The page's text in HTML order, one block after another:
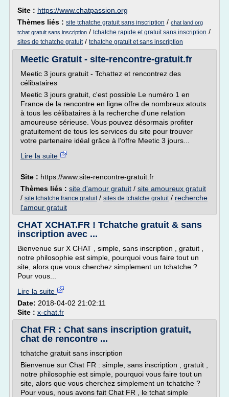
Site : https://www.chatpassion.org
Thèmes liés : site tchatche gratuit sans inscription / chat land org
tchat gratuit sans inscription / tchatche rapide et gratuit sans inscription /
sites de tchatche gratuit/ tchatche gratuit et sans inscription
Meetic Gratuit - site-rencontre-gratuit.fr
Meetic 3 jours gratuit - Tchattez et rencontrez des
célibataires
Meetic 3 jours gratuit, c'est possible Le numéro 1 en
France de la rencontre en ligne offre de nombreux atouts
à tous les célibataires à la recherche d'une relation
amoureuse sérieuse. Vous pouvez désormais profiter
gratuitement de tous les services du site pour trouver
votre partenaire idéal grâce à l'offre Meetic 3 jours...
Lire la suite
Site : https://www.site-rencontre-gratuit.fr
Thèmes liés : site d'amour gratuit / site amoureux gratuit
/ site tchatche france gratuit/ sites de tchatche gratuit/ recherche
l'amour gratuit
CHAT XCHAT.FR ! Tchatche gratuit & sans
inscription avec ...
Bienvenue sur X CHAT , simple, sans inscription , gratuit ,
notre philosophie est simple, pourquoi vous faire tout un
site, alors que vous cherchez simplement un tchatche ?
Pour vous...
Lire la suite
Date: 2018-04-02 21:02:11
Site : x-chat.fr
Chat FR : Chat sans inscription gratuit,
chat de rencontre ...
tchatche gratuit sans inscription
Bienvenue sur Chat FR : simple, sans inscription , gratuit ,
notre philosophie est simple, pourquoi vous faire tout un
site, alors que vous cherchez simplement un tchatche ?
Pour vous, nous avons fait Chat FR , le tchat simple